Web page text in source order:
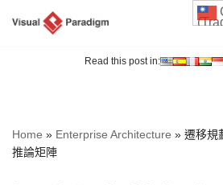
Read this post in:
Home » Enterprise Architecture » 遷移規
推論矩陣